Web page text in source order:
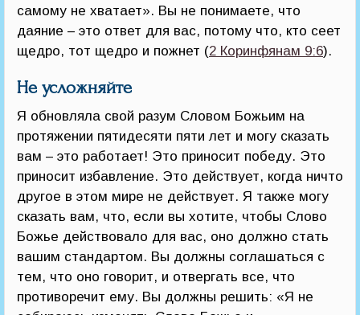
самому не хватает». Вы не понимаете, что
даяние – это ответ для вас, потому что, кто сеет
щедро, тот щедро и пожнет (2 Коринфянам 9:6).
Не усложняйте
Я обновляла свой разум Словом Божьим на
протяжении пятидесяти пяти лет и могу сказать
вам – это работает! Это приносит победу. Это
приносит избавление. Это действует, когда ничто
другое в этом мире не действует. Я также могу
сказать вам, что, если вы хотите, чтобы Слово
Божье действовало для вас, оно должно стать
вашим стандартом. Вы должны соглашаться с
тем, что оно говорит, и отвергать все, что
противоречит ему. Вы должны решить: «Я не